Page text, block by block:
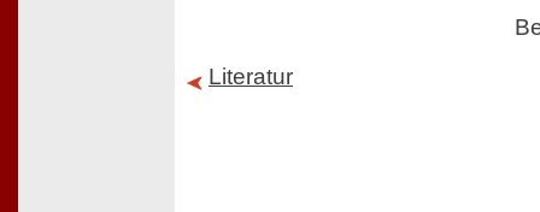
Literatur